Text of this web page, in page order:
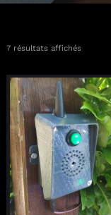
7 résultats affichés